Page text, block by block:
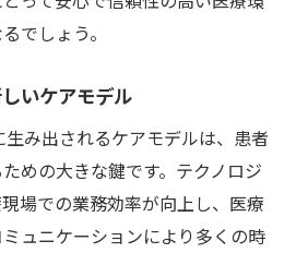
でしょう。
いケアモデル
生み出されるケアモデルは、患者
めの大きな鍵です。テクノロジ
場での業務効率が向上し、医療
ュニケーションにより多くの時